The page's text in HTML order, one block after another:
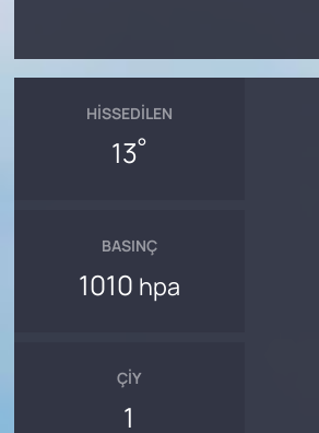
HISSEDILEN
13°
BASINÇ
1010 hpa
ÇIY
1